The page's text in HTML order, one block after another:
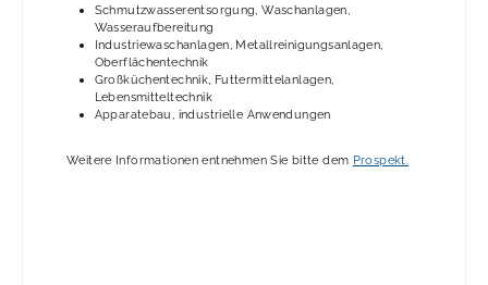
Schmutzwasserentsorgung, Waschanlagen,
Wasseraufbereitung
Industriewaschanlagen, Metallreinigungsanlagen,
Oberflächentechnik
Großküchentechnik, Futtermittelanlagen,
Lebensmitteltechnik
Apparatebau, industrielle Anwendungen
Weitere Informationen entnehmen Sie bitte dem Prospekt.